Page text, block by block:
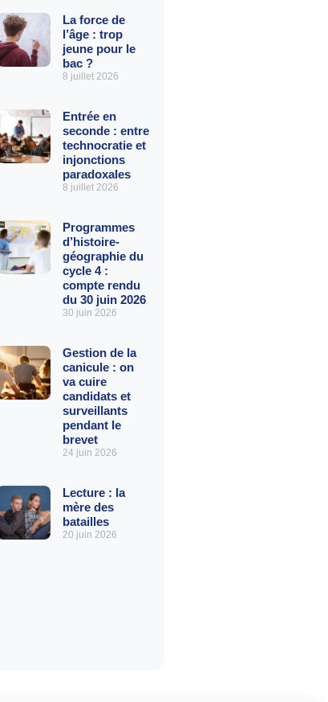
La force de
l’âge : trop
jeune pour le
bac ?
8 juillet 2026
Entrée en
seconde : entre
technocratie et
injonctions
paradoxales
8 juillet 2026
Programmes
d’histoire-
géographie du
cycle 4 :
compte rendu
du 30 juin 2026
30 juin 2026
Gestion de la
canicule : on
va cuire
candidats et
surveillants
pendant le
brevet
24 juin 2026
Lecture : la
mère des
batailles
20 juin 2026